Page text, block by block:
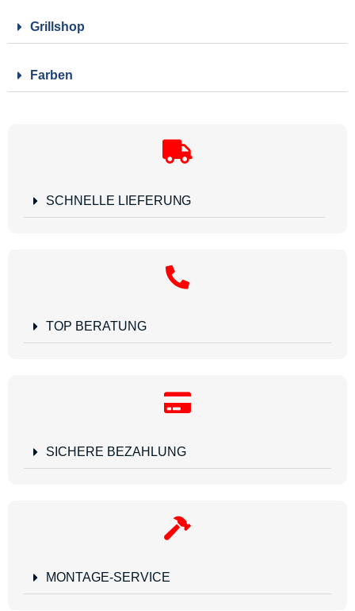
Grillshop
Farben
SCHNELLE LIEFERUNG
TOP BERATUNG
SICHERE BEZAHLUNG
MONTAGE-SERVICE